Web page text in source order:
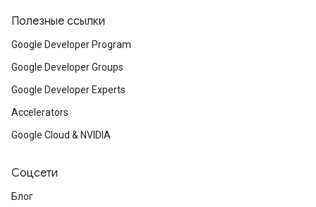
Полезные ссылки
Google Developer Program
Google Developer Groups
Google Developer Experts
Accelerators
Google Cloud & NVIDIA
Соцсети
Блог